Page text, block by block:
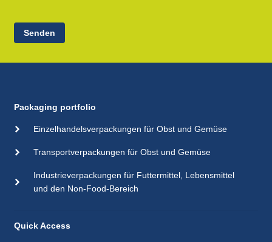
Senden
Packaging portfolio
Einzelhandelsverpackungen für Obst und Gemüse
Transportverpackungen für Obst und Gemüse
Industrieverpackungen für Futtermittel, Lebensmittel
und den Non-Food-Bereich
Quick Access